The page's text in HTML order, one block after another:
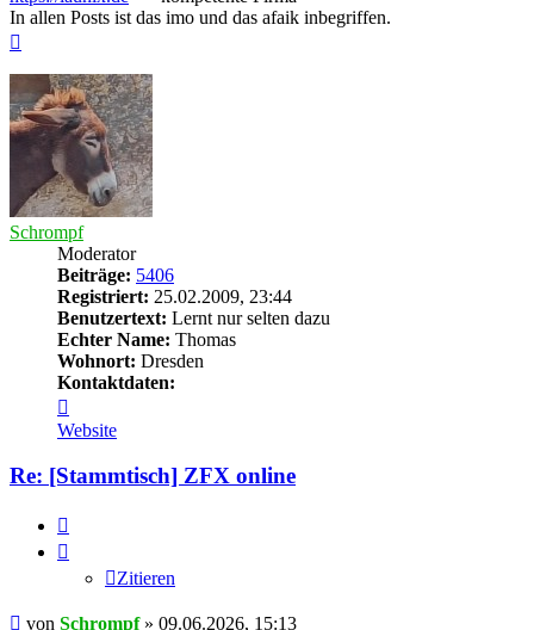
In allen Posts ist das imo und das afaik inbegriffen.
Schrompf
Moderator
Beiträge: 5406
Registriert: 25.02.2009, 23:44
Benutzertext: Lernt nur selten dazu
Echter Name: Thomas
Wohnort: Dresden
Kontaktdaten:
von
Schrompf
Website
Re: [Stammtisch] ZFX online
Zitieren
Beitrag
von Schrompf» 09.06.2026, 15:13